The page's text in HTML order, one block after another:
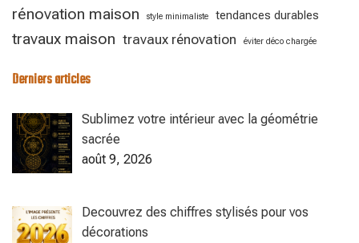
rénovation maison style minimaliste tendances durables
travaux maison travaux rénovation éviter déco chargée
Derniers articles
Sublimez votre intérieur avec la géométrie
sacrée
août 9, 2026
Decouvrez des chiffres stylisés pour vos
décorations